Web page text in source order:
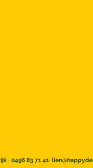
· 0496 83 71 41·